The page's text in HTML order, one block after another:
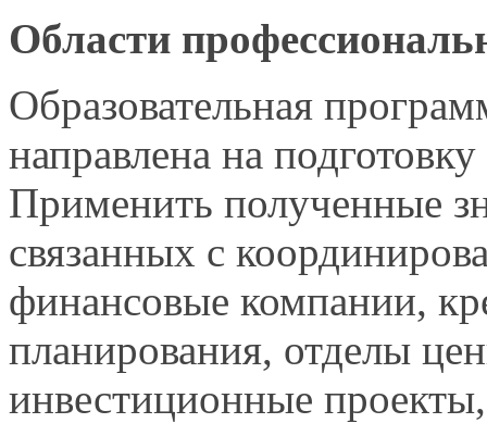
Области
Образовательная
направлена на
Применить полученные
связанных с
финансовые компании,
планирования, отделы
инвестиционные